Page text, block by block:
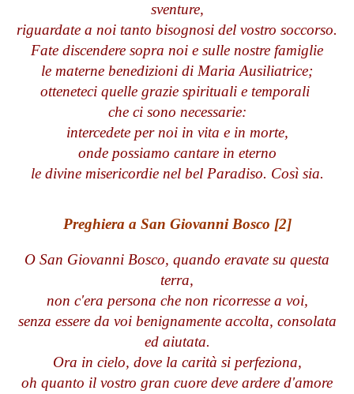
sventure,
riguardate a noi tanto bisognosi del vostro soccorso.
Fate discendere sopra noi e sulle nostre famiglie
le materne benedizioni di Maria Ausiliatrice;
otteneteci quelle grazie spirituali e temporali
che ci sono necessarie:
intercedete per noi in vita e in morte,
onde possiamo cantare in eterno
le divine misericordie nel bel Paradiso. Così sia.
Preghiera a San Giovanni Bosco [2]
O San Giovanni Bosco, quando eravate su questa
terra,
non c'era persona che non ricorresse a voi,
senza essere da voi benignamente accolta, consolata
ed aiutata.
Ora in cielo, dove la carità si perfeziona,
oh quanto il vostro gran cuore deve ardere d'amore